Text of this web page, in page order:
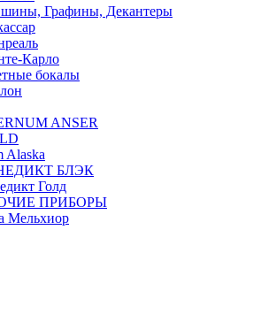
Графины, Декантеры
Карло
бокалы
ANSER
Alaska
БЛЭК
Голд
ПРИБОРЫ
Мельхиор